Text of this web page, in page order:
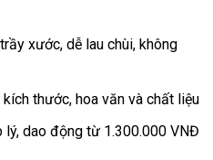
xước, dễ lau chùi, không
thước, hoa văn và chất liệu
dao động từ 1.300.000 VNĐ